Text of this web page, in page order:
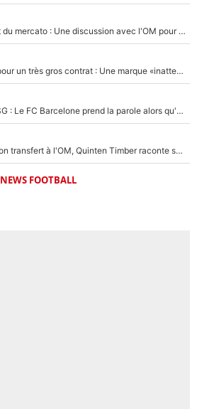
Amine Gouiri est très inquiet du mercato : Une discussion avec l'OM pour acter son transfert !
Kylian Mbappé lâche Nike pour un très gros contrat : Une marque «inattendue» va frapper très fort
Ferran Torres a dit oui au PSG : Le FC Barcelone prend la parole alors qu'un transfert de l'attaquant espagnol prend forme
En plein cauchemar après son transfert à l'OM, Quinten Timber raconte ses doutes après sa signature à Marseille
NEWS FOOTBALL